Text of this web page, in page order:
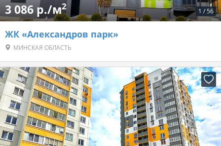
1 /56
3 086 р./м2
ЖК «Александров парк»
МИНСКАЯ ОБЛАСТЬ